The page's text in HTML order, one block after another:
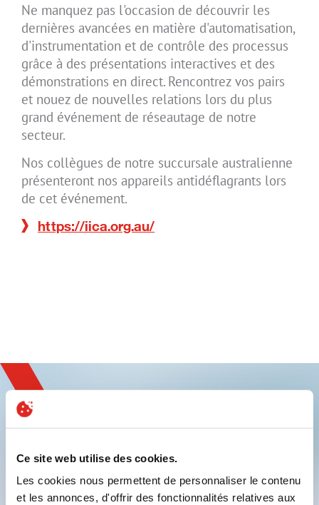
Ce site web utilise des cookies.
Les cookies nous permettent de personnaliser le contenu
et les annonces, d'offrir des fonctionnalités relatives aux
Ne manquez pas l'occasion de découvrir les
dernières avancées en matière d'automatisation,
d'instrumentation et de contrôle des processus
grâce à des présentations interactives et des
démonstrations en direct. Rencontrez vos pairs
et nouez de nouvelles relations lors du plus
grand événement de réseautage de notre
secteur.
Nos collègues de notre succursale australienne
présenteront nos appareils antidéflagrants lors
de cet événement.
https://iica.org.au/
Inscrivez-vous et
découvrez l'innovation